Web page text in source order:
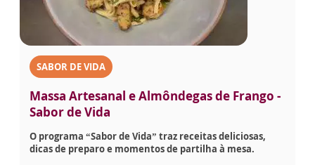
SABOR DE VIDA
Massa Artesanal e Almôndegas de Frango -
Sabor de Vida
O programa “Sabor de Vida” traz receitas deliciosas,
dicas de preparo e momentos de partilha à mesa.